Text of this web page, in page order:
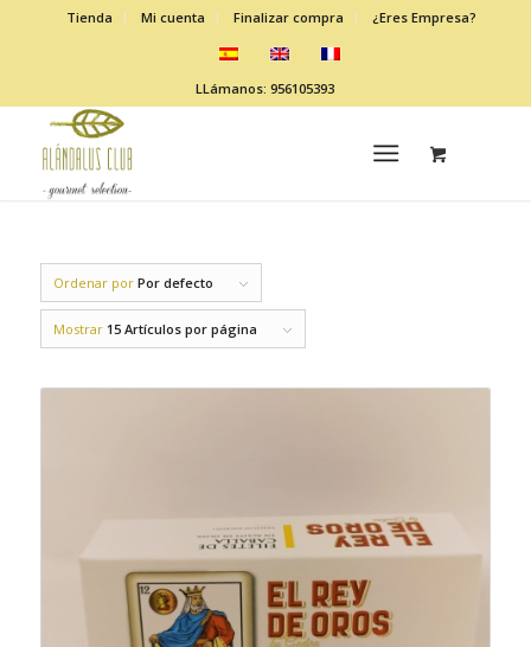
Tienda Mi cuenta Finalizar compra ¿Eres Empresa?
LLámanos: 956105393
Ordenar por Por defecto
Mostrar 15 Artículos por página